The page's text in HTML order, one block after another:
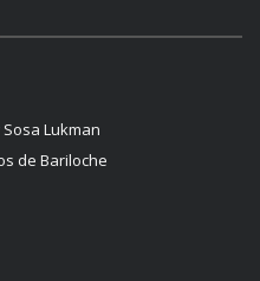
Lukman
de Bariloche